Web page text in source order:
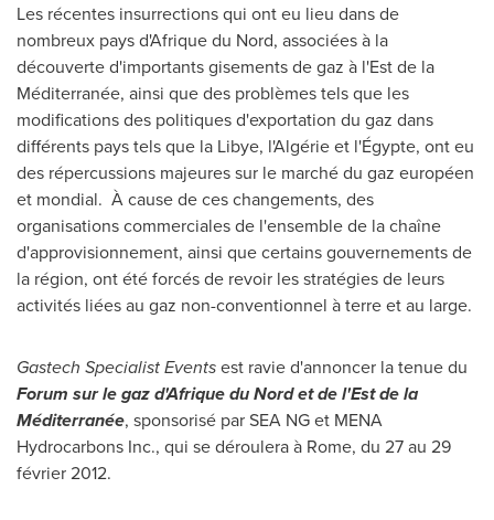
Les récentes insurrections qui ont eu lieu dans de
nombreux pays d'Afrique du Nord, associées à la
découverte d'importants gisements de gaz à l'Est de la
Méditerranée, ainsi que des problèmes tels que les
modifications des politiques d'exportation du gaz dans
différents pays tels que la Libye, l'Algérie et l'Égypte, ont eu
des répercussions majeures sur le marché du gaz européen
et mondial. À cause de ces changements, des
organisations commerciales de l'ensemble de la chaîne
d'approvisionnement, ainsi que certains gouvernements de
la région, ont été forcés de revoir les stratégies de leurs
activités liées au gaz non-conventionnel à terre et au large.
Gastech Specialist Eventsest ravie d'annoncer la tenue du
Forum sur le gaz d'Afrique du Nord et de l'Est de la
Méditerranée, sponsorisé par SEA NG et MENA
Hydrocarbons Inc., qui se déroulera à Rome, du 27 au 29
février 2012.